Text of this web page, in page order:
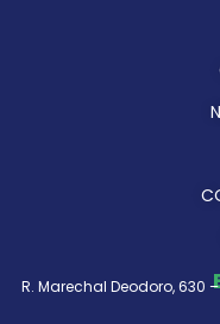
R. Marechal Deodoro, 630